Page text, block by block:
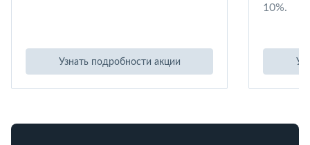
Узнать подробности акции
10%.